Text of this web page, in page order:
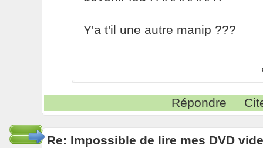
Y'a t'il une autre manip ???
Répondre
Re: Impossible de lire mes DVD